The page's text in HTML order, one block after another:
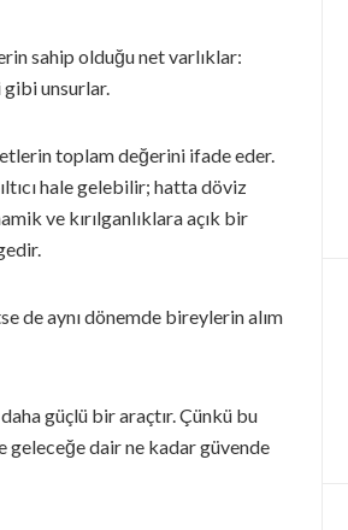
sahip olduğu net varlıklar:
gibi unsurlar.
toplam değerini ifade eder.
hale gelebilir; hatta döviz
ve kırılganlıklara açık bir
de aynı dönemde bireylerin alım
güçlü bir araçtır. Çünkü bu
geleceğe dair ne kadar güvende